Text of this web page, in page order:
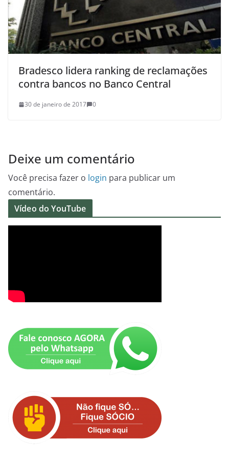
Bradesco lidera ranking de reclamações
contra bancos no Banco Central
30 de janeiro de 2017 0
Deixe um comentário
Você precisa fazer o login para publicar um
comentário.
Vídeo do YouTube